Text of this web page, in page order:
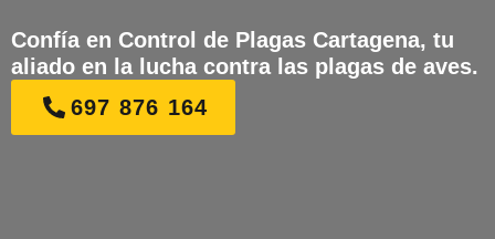
Confía en Control de Plagas Cartagena, tu
aliado en la lucha contra las plagas de aves.
697 876 164